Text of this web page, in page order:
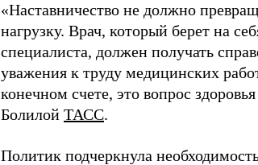
«Наставничество не должно
нагрузку. Врач, который берет на
специалиста, должен получать
уважения к труду медицинских
конечном счете, это вопрос
Болилой ТАСС.
Политик подчеркнула